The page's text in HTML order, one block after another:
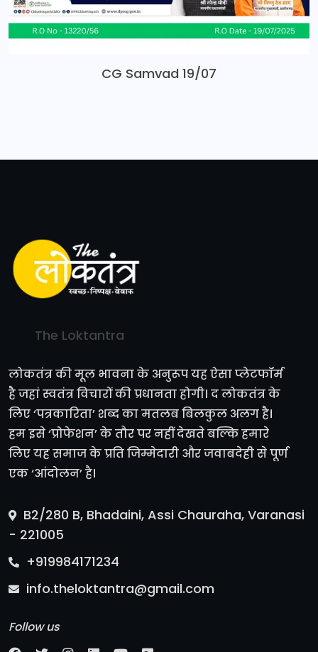
CG Samvad 19/07
The Loktantra
लोकतंत्र की मूल भावना के अनुरूप यह ऐसा प्लेटफॉर्म
है जहां स्वतंत्र विचारों की प्रधानता होगी। द लोकतंत्र के
लिए ‘पत्रकारिता’ शब्द का मतलब बिलकुल अलग है।
हम इसे ‘प्रोफेशन’ के तौर पर नहीं देखते बल्कि हमारे
लिए यह समाज के प्रति जिम्मेदारी और जवाबदेही से पूर्ण
एक ‘आंदोलन’ है।
B2/280 B, Bhadaini, Assi Chauraha, Varanasi
- 221005
+919984171234
info.theloktantra@gmail.com
Follow us